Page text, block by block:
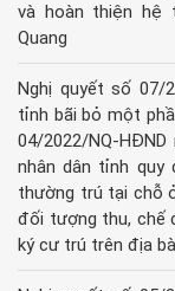
và hoàn thiện hệ
Quang
Nghị quyết số 07/
tỉnh bãi bỏ một
04/2022/NQ-
nhân dân tỉnh
thường trú tại chỗ
đối tượng thu, chế
ký cư trú trên địa